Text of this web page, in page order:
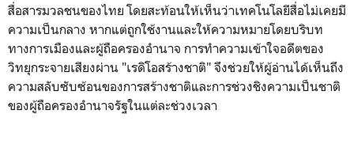
สื่อสารมวลชนของไทย โดยสะท้อนให้เห็นว่าเทคโนโลยีสื่อไม่เคยมี
ความเป็นกลาง หากแต่ถูกใช้งานและให้ความหมายโดยบริบท
ทางการเมืองและผู้ถือครองอำนาจ การทำความเข้าใจอดีตของ
วิทยุกระจายเสียงผ่าน "เรดิโอสร้างชาติ" จึงช่วยให้ผู้อ่านได้เห็นถึง
ความสลับซับซ้อนของการสร้างชาติและการช่วงชิงความเป็นชาติ
ของผู้ถือครองอำนาจรัฐในแต่ละช่วงเวลา